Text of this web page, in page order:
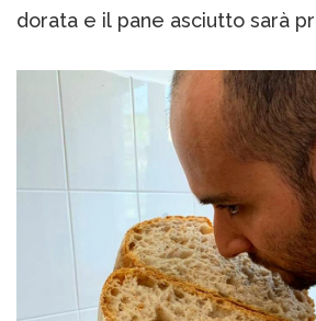
dorata e il pane asciutto sarà